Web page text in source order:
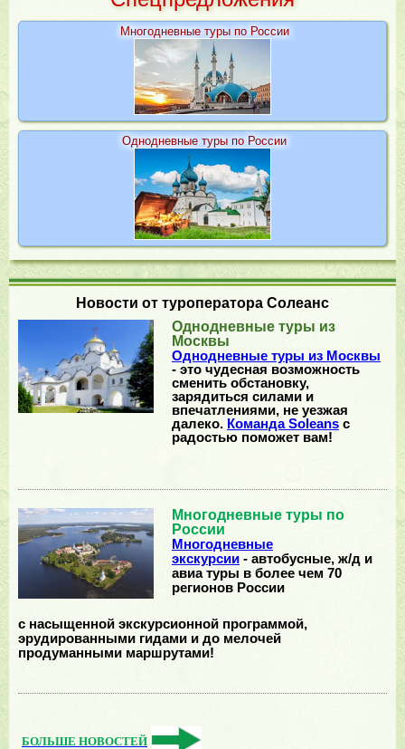
Многодневные туры по России
Однодневные туры по России
Новости от туроператора Солеанс
Однодневные туры из
Москвы
Однодневные туры из Москвы
- это чудесная возможность
сменить обстановку,
зарядиться силами и
впечатлениями, не уезжая
далеко. Команда Soleans с
радостью поможет вам!
Многодневные туры по
России
Многодневные
экскурсии - автобусные, ж/д и
авиа туры в более чем 70
регионов России
с насыщенной экскурсионной программой,
эрудированными гидами и до мелочей
продуманными маршрутами!
БОЛЬШЕ НОВОСТЕЙ